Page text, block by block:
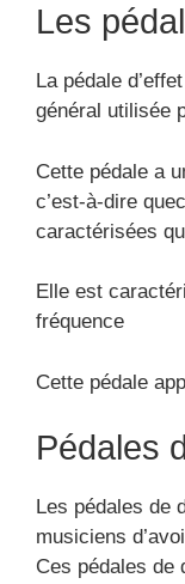
Les
La pédale
général utilisée
Cette pédale a
c’est-à-dire
caractérisées
Elle est
fréquence
Cette pédale
Pédales
Les pédales de
musiciens
Ces pédales de